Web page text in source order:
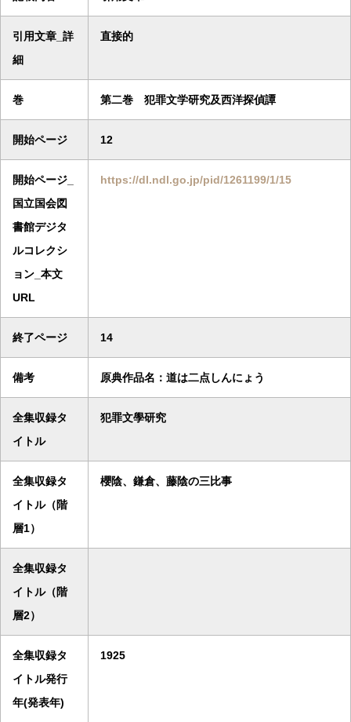
引用文章_詳
細
直接的
巻 第二巻 犯罪文学研究及西洋探偵譚
開始ページ 12
開始ページ_
国立国会図
書館デジタ
ルコレクシ
ョン_本文
URL
https://dl.ndl.go.jp/pid/1261199/1/15
終了ページ 14
備考 原典作品名：道は二点しんにょう
全集収録タ
イトル
犯罪文學研究
全集収録タ
イトル（階
層1）
櫻陰、鎌倉、藤陰の三比事
全集収録タ
イトル（階
層2）
全集収録タ
イトル発行
年(発表年)
1925